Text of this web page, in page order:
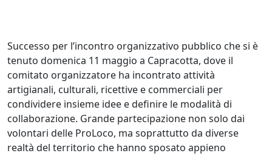
Successo per l’incontro organizzativo pubblico che si è
tenuto domenica 11 maggio a Capracotta, dove il
comitato organizzatore ha incontrato attività
artigianali, culturali, ricettive e commerciali per
condividere insieme idee e definire le modalità di
collaborazione. Grande partecipazione non solo dai
volontari delle ProLoco, ma soprattutto da diverse
realtà del territorio che hanno sposato appieno